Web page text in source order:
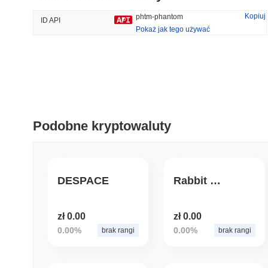
7.52%
ID API phtm-phantom
Kopiuj
Pokaż jak tego używać
Podobne kryptowaluty
DESPACE
zł 0.00
0.00% brak rangi
Rabbit Share Coin
zł 0.00
0.00% brak rangi